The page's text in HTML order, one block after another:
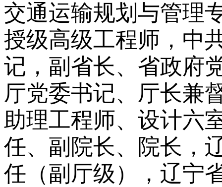
交通运输规划与管理
授级高级工程师，中
记，副省长、省政府
厅党委书记、厅长兼
助理工程师、设计六
任、副院长、院长，
任（副厅级），辽宁